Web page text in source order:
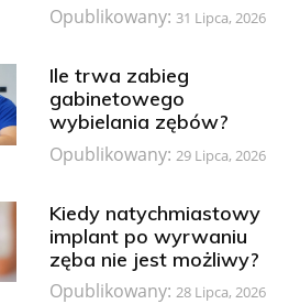
Opublikowany: 31 Lipca, 2026
Ile trwa zabieg
gabinetowego
wybielania zębów?
Opublikowany:29 Lipca, 2026
Kiedy natychmiastowy
implant po wyrwaniu
zęba nie jest możliwy?
Opublikowany:28 Lipca, 2026